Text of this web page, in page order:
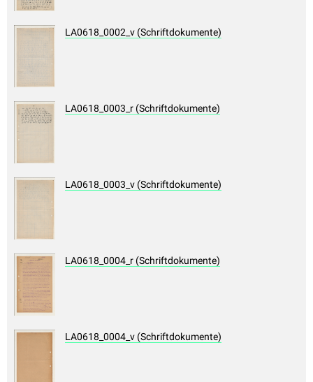
LA0618_0002_v (Schriftdokumente)
LA0618_0003_r (Schriftdokumente)
LA0618_0003_v (Schriftdokumente)
LA0618_0004_r (Schriftdokumente)
LA0618_0004_v (Schriftdokumente)